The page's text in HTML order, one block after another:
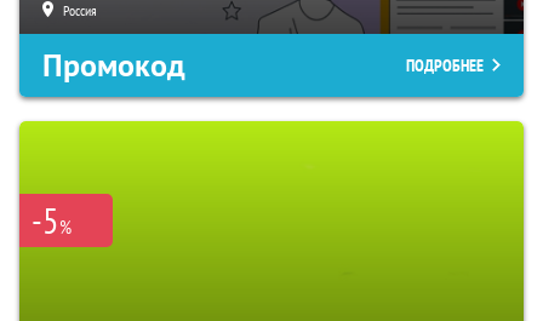
Россия
Промокод ПОДРОБНЕЕ
-5%